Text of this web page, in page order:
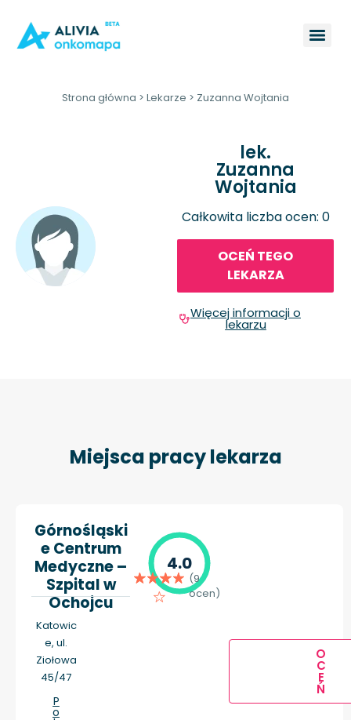
Strona główna > Lekarze > Zuzanna Wojtania
lek.
Zuzanna
Wojtania
Całkowita liczba ocen: 0
OCEŃ TEGO
LEKARZA
Więcej informacji o
lekarzu
Miejsca pracy lekarza
Górnośląski
e Centrum
Medyczne –
Szpital w
Ochojcu
Katowic
e, ul.
Ziołowa
45/47
P
o
4.0
(9
ocen)
O
C
E
Ń